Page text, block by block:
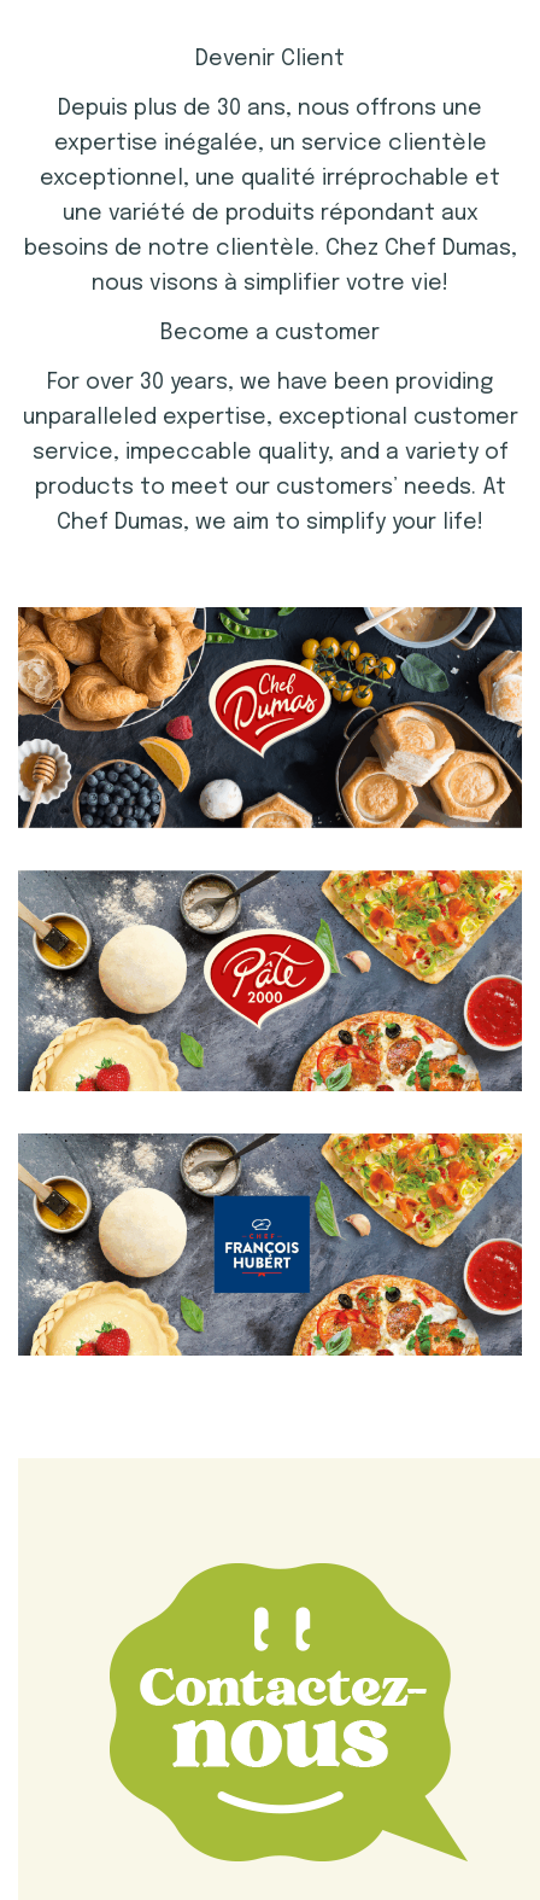
Devenir Client
Depuis plus de 30 ans, nous offrons une
expertise inégalée, un service clientèle
exceptionnel, une qualité irréprochable et
une variété de produits répondant aux
besoins de notre clientèle. Chez Chef Dumas,
nous visons à simplifier votre vie!
Become a customer
For over 30 years, we have been providing
unparalleled expertise, exceptional customer
service, impeccable quality, and a variety of
products to meet our customers’ needs. At
Chef Dumas, we aim to simplify your life!